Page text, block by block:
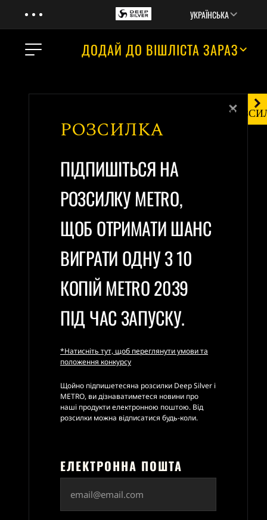
УКРАЇНСЬКА
ТРЕЙЛЕР
КНИГИ
МЕДІА
ДОДАЙ ДО ВІШЛІСТА ЗАРАЗ
Close
РОЗСИЛКА
ПІДПИШІТЬСЯ НА
РОЗСИЛКУ METRO,
ЩОБ ОТРИМАТИ ШАНС
ВИГРАТИ ОДНУ З 10
КОПІЙ METRO 2039
ПІД ЧАС ЗАПУСКУ.
*Натисніть тут, щоб переглянути умови та
положення конкурсу
Щойно підпишетесяна розсилки Deep Silver і
METRO, ви дізнаватиметеся новини про
наші продукти електронною поштою. Від
розсилки можна відписатися будь-коли.
ЕЛЕКТРОННА ПОШТА
NEWS
АНОНС ГЕЙМПЛЕЮ —
ХАНТЕР: «У ТУНЕЛЯХ ЖИВЕ
БРЕХУН»
METRO 2039: ОФІЦІЙНО
ПРЕДСТАВЛЕНО